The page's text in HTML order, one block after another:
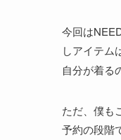
今回は
しアイテム
自分が着る
ただ、僕も
予約の段階